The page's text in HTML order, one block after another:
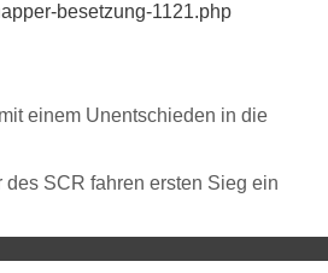
besetzung-1121.php
einem Unentschieden in die
des SCR fahren ersten Sieg ein